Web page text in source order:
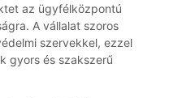
az ügyfélközpontú
A vállalat szoros
szervekkel, ezzel
gyors és szakszerű